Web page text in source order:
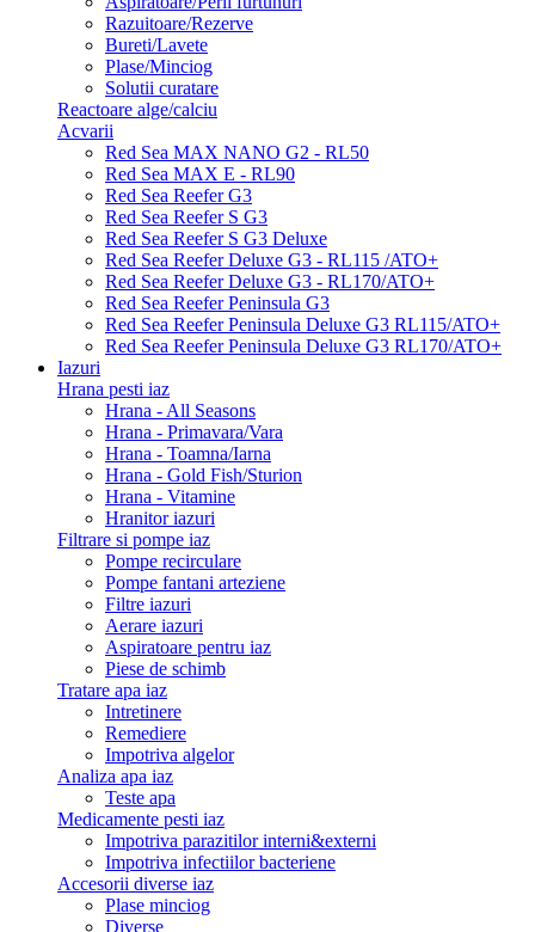
Razuitoare/Rezerve
Bureti/Lavete
Plase/Minciog
Solutii curatare
Reactoare alge/calciu
Acvarii
Red Sea MAX NANO G2 - RL50
Red Sea MAX E - RL90
Red Sea Reefer G3
Red Sea Reefer S G3
Red Sea Reefer S G3 Deluxe
Red Sea Reefer Deluxe G3 - RL115 /ATO+
Red Sea Reefer Deluxe G3 - RL170/ATO+
Red Sea Reefer Peninsula G3
Red Sea Reefer Peninsula Deluxe G3 RL115/ATO+
Red Sea Reefer Peninsula Deluxe G3 RL170/ATO+
Iazuri
Hrana pesti iaz
Hrana - All Seasons
Hrana - Primavara/Vara
Hrana - Toamna/Iarna
Hrana - Gold Fish/Sturion
Hrana - Vitamine
Hranitor iazuri
Filtrare si pompe iaz
Pompe recirculare
Pompe fantani arteziene
Filtre iazuri
Aerare iazuri
Aspiratoare pentru iaz
Piese de schimb
Tratare apa iaz
Intretinere
Remediere
Impotriva algelor
Analiza apa iaz
Teste apa
Medicamente pesti iaz
Impotriva parazitilor interni&externi
Impotriva infectiilor bacteriene
Accesorii diverse iaz
Plase minciog
Diverse